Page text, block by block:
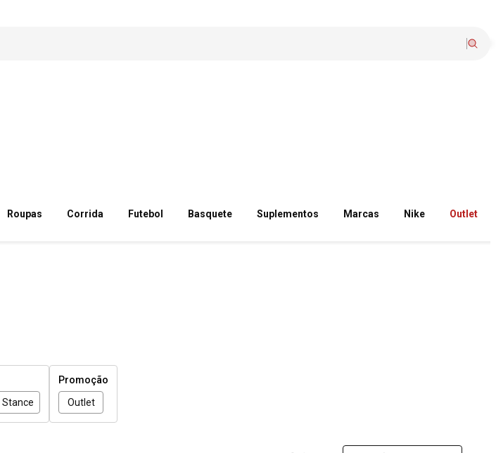
Roupas Corrida Futebol Basquete Suplementos Marcas Nike Outlet
Stance
Promoção
Outlet